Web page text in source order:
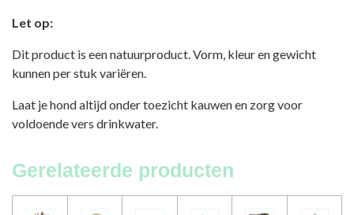
Let op:
Dit product is een natuurproduct. Vorm, kleur en gewicht
kunnen per stuk variëren.
Laat je hond altijd onder toezicht kauwen en zorg voor
voldoende vers drinkwater.
Gerelateerde producten